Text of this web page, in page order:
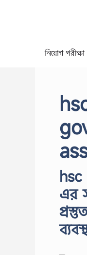
নিয়োগ পরীক্ষা
hsc
এর